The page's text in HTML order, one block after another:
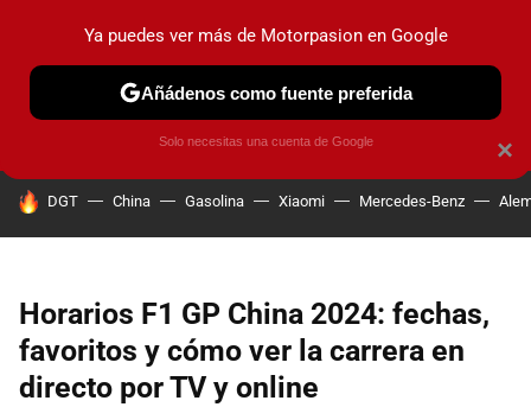
PRUEBAS COCHES ELÉCTRICOS OBSERVATORIO
HOY SE HABLA DE
DGT China Gasolina Xiaomi Mercedes-Benz
Horarios F1 GP China 2024: fechas,
favoritos y cómo ver la carrera en
directo por TV y online
×
Ya puedes ver más de Motorpasion en Google
Añádenos como fuente preferida
Solo necesitas una cuenta de Google